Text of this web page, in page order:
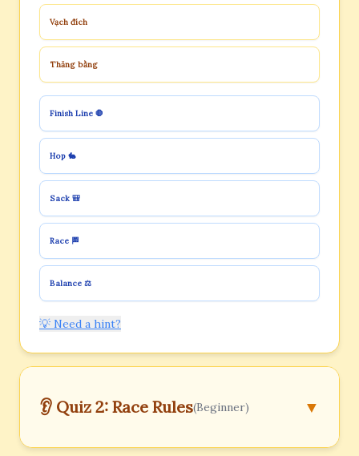
Vạch đích
Thăng bằng
Finish Line 🛑
Hop 🐇
Sack 🎒
Race 🏁
Balance ⚖️
💡 Need a hint?
👂 Quiz 2: Race Rules(Beginner) ▼